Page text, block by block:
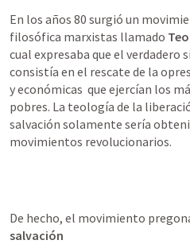
En los años 80 surgió un
filosófica marxistas llamado
cual expresaba que el verdadero
consistía en el rescate de la
y económicas  que ejercían los
pobres. La teología de la
salvación solamente sería
movimientos revolucionarios.
De hecho, el movimiento
salvación